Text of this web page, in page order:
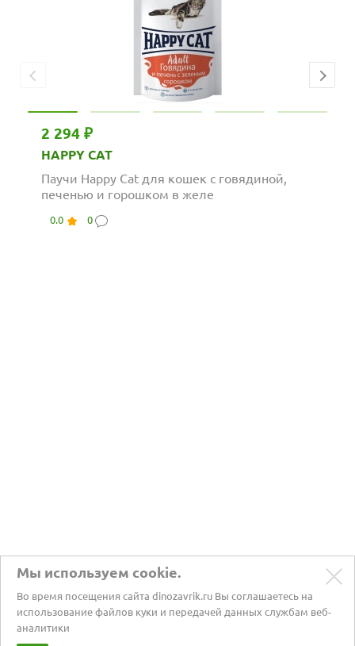
2 294 ₽
HAPPY CAT
Паучи Happy Cat для кошек с говядиной,
печенью и горошком в желе
0.0 0
Мы используем cookie.
Во время посещения сайта dinozavrik.ru Вы соглашаетесь на
использование файлов куки и передачей данных службам веб-
аналитики